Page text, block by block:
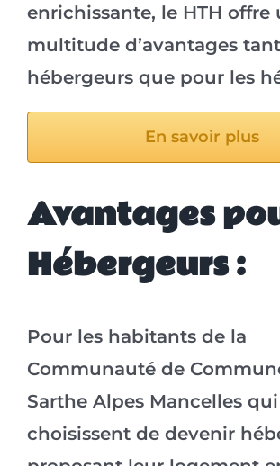
enrichissante, le HTH offre
multitude d’avantages
hébergeurs que pour les
En savoir plus
Avantages
Hébergeurs :
Pour les habitants de la
Communauté de
Sarthe Alpes Mancelles qui
choisissent de devenir